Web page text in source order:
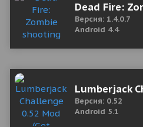
Dead Fire:
Версия: 1.4.0.7
Android 4.4
Lumberjack
Версия: 0.52
Android 5.1